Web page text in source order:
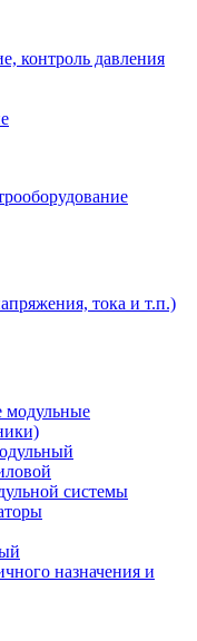
контроль давления
тока и т.п.)
модульные
системы
назначения и